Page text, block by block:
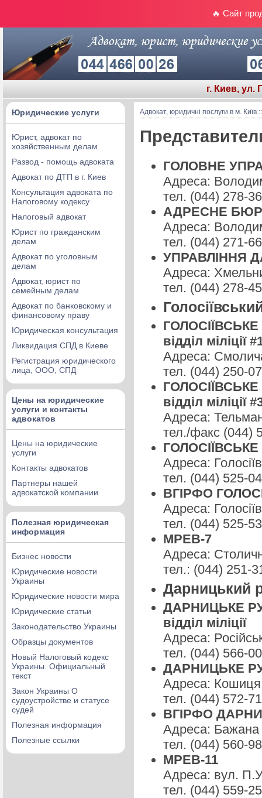
🔥 Сайт
г. Киев, ул.
Юридические услуги
Юрист, адвокат по
хозяйственным делам
Развод - помощь адвоката
Адвокат по ДТП в г. Киев
Консультация адвоката по
Налоговому кодексу
Налоговый адвокат
Юрист по гражданским
делам
Адвокат по уголовным
делам
Адвокат, юрист по
семейным делам
Адвокат по банковскому и
финансовому праву
Юридическая консультация
Ликвидация СПД в Киеве
Регистрация юридического
лица, ООО, СПД
Цены на юридические
услуги и контакты
адвокатов
Цены на юридические
услуги
Контакты адвокатов
Партнеры нашей
адвокатской компании
Полезная юридическая
информация
Бизнес новости
Юридические новости
Украины
Юридические новости мира
Юридические статьи
Законодательство Украины
Образцы документов
Новый Налоговый кодекс
Украины. Официальный
текст
Закон Украины О
судоустройстве и статусе
судей
Полезная информация
Полезные ссылки
Адвокат, юридичні послуги в м. Київ
ГОЛОВНЕ
Адреса:
тел. (044) 278-
АДРЕСНЕ
Адреса:
тел. (044) 271-
УПРАВЛІННЯ
Адреса:
тел. (044) 278-
ГОЛОСІЇВСЬКЕ
відділ міліції
Адреса:
тел. (044) 250-
ГОЛОСІЇВСЬКЕ
відділ міліції
Адреса:
тел./факс (044)
ГОЛОСІЇВСЬКЕ
Адреса:
тел. (044) 525-
ВГІРФО
Адреса:
тел. (044) 525-
МРЕВ-7
Адреса:
тел.: (044) 251-
Дарницький
ДАРНИЦЬКЕ РУ
відділ міліції
Адреса:
тел. (044) 566-
ДАРНИЦЬКЕ РУ
Адреса: Кошиця
тел. (044) 572-
ВГІРФО
Адреса: Бажана
тел. (044) 560-
МРЕВ-11
Адреса: вул.
тел. (044) 559-